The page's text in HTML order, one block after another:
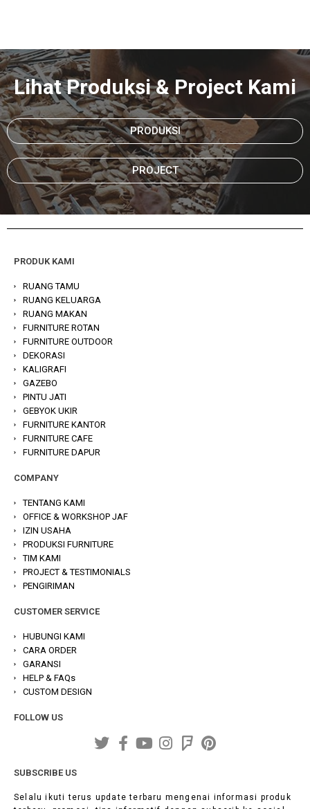
Lihat Produksi & Project Kami
PRODUKSI
PROJECT
PRODUK KAMI
RUANG TAMU
RUANG KELUARGA
RUANG MAKAN
FURNITURE ROTAN
FURNITURE OUTDOOR
DEKORASI
KALIGRAFI
GAZEBO
PINTU JATI
GEBYOK UKIR
FURNITURE KANTOR
FURNITURE CAFE
FURNITURE DAPUR
COMPANY
TENTANG KAMI
OFFICE & WORKSHOP JAF
IZIN USAHA
PRODUKSI FURNITURE
TIM KAMI
PROJECT & TESTIMONIALS
PENGIRIMAN
CUSTOMER SERVICE
HUBUNGI KAMI
CARA ORDER
GARANSI
HELP & FAQs
CUSTOM DESIGN
FOLLOW US
SUBSCRIBE US
Selalu ikuti terus update terbaru mengenai informasi produk